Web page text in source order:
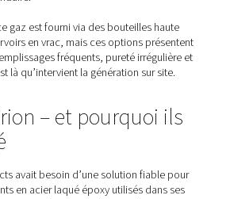
l’azote est-il
laser ?
pour éloigner le matériau
l'oxydation. Pour les matériaux
au carbone, l'azote crée une arête
d'obtenir des finitions de